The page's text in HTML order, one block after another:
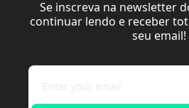
Se inscreva na newsletter
continuar lendo e receber
seu email!